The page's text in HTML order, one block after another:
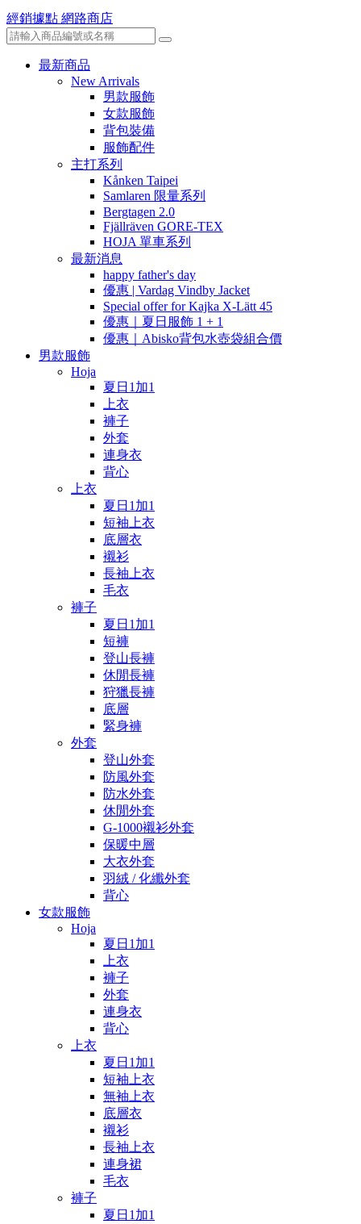
經銷據點 網路商店
最新商品
New Arrivals
男款服飾
女款服飾
背包裝備
服飾配件
主打系列
Kånken Taipei
Samlaren 限量系列
Bergtagen 2.0
Fjällräven GORE-TEX
HOJA 單車系列
最新消息
happy father's day
優惠 | Vardag Vindby Jacket
Special offer for Kajka X-Lätt 45
優惠｜夏日服飾 1 + 1
優惠｜Abisko背包水壺袋組合價
男款服飾
Hoja
夏日1加1
上衣
褲子
外套
連身衣
背心
上衣
夏日1加1
短袖上衣
底層衣
襯衫
長袖上衣
毛衣
褲子
夏日1加1
短褲
登山長褲
休閒長褲
狩獵長褲
底層
緊身褲
外套
登山外套
防風外套
防水外套
休閒外套
G-1000襯衫外套
保暖中層
大衣外套
羽絨 / 化纖外套
背心
女款服飾
Hoja
夏日1加1
上衣
褲子
外套
連身衣
背心
上衣
夏日1加1
短袖上衣
無袖上衣
底層衣
襯衫
長袖上衣
連身裙
毛衣
褲子
夏日1加1